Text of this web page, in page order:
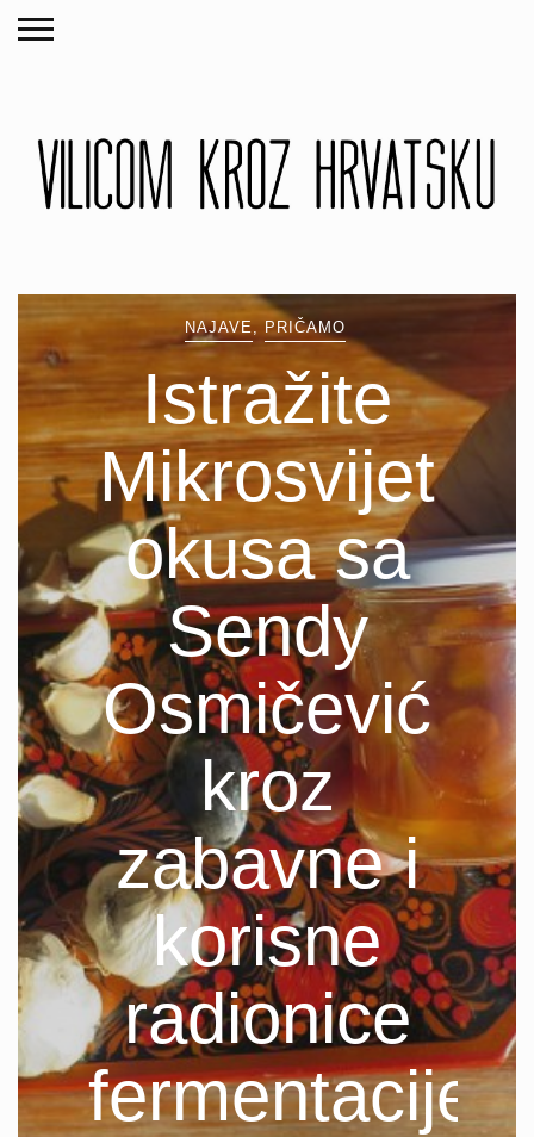
NAJAVE,PRIČAMO
Istražite
Mikrosvijet
okusa sa
Sendy
Osmičević
kroz
zabavne i
korisne
radionice
fermentacije